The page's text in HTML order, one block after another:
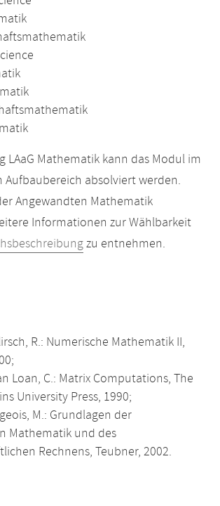
LAaG Mathematik kann das Modul im
Aufbaubereich absolviert werden.
Angewandten Mathematik
Informationen zur Wählbarkeit
zu entnehmen.
R.: Numerische Mathematik II,
Loan, C.: Matrix Computations, The
University Press, 1990;
M.: Grundlagen der
Mathematik und des
Rechnens, Teubner, 2002.